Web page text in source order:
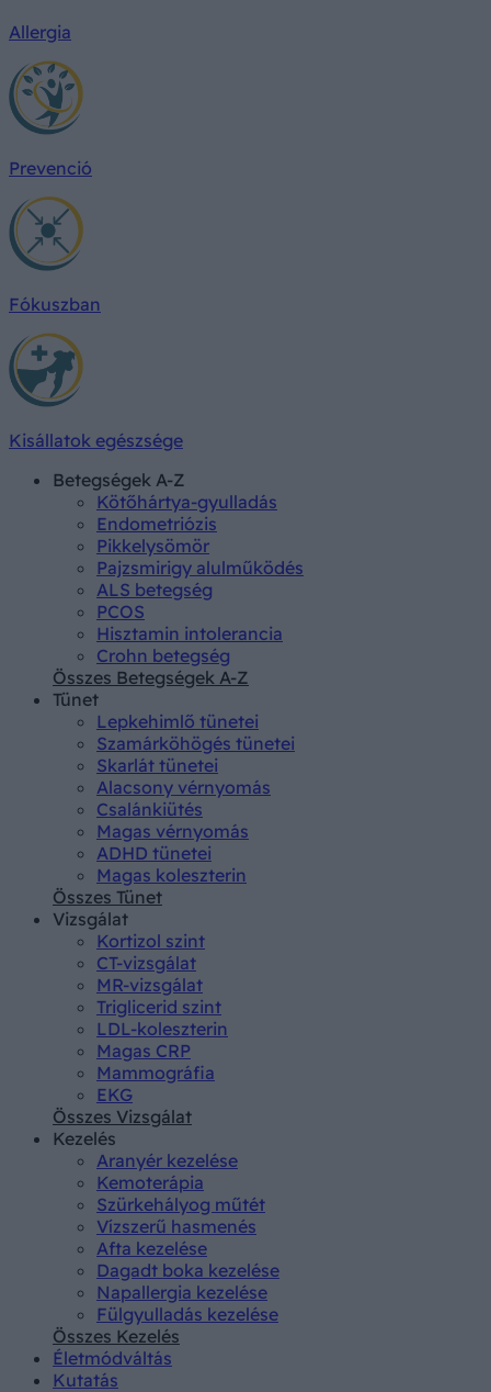
Allergia
Prevenció
Fókuszban
Kisállatok egészsége
Betegségek A-Z
Kötőhártya-gyulladás
Endometriózis
Pikkelysömör
Pajzsmirigy alulműködés
ALS betegség
PCOS
Hisztamin intolerancia
Crohn betegség
Összes Betegségek A-Z
Tünet
Lepkehimlő tünetei
Szamárköhögés tünetei
Skarlát tünetei
Alacsony vérnyomás
Csalánkiütés
Magas vérnyomás
ADHD tünetei
Magas koleszterin
Összes Tünet
Vizsgálat
Kortizol szint
CT-vizsgálat
MR-vizsgálat
Triglicerid szint
LDL-koleszterin
Magas CRP
Mammográfia
EKG
Összes Vizsgálat
Kezelés
Aranyér kezelése
Kemoterápia
Szürkehályog műtét
Vízszerű hasmenés
Afta kezelése
Dagadt boka kezelése
Napallergia kezelése
Fülgyulladás kezelése
Összes Kezelés
Életmódváltás
Kutatás